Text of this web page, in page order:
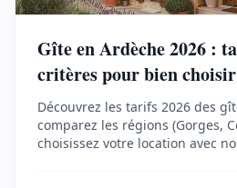
Gîte en Ardèche 2026 :
critères pour bien choisir
Découvrez les tarifs 2026 des
comparez les régions (Gorges,
choisissez votre location avec